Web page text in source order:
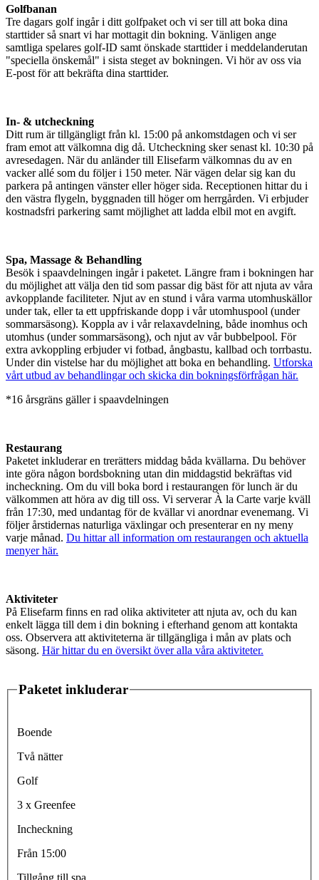
Golfbanan
Tre dagars golf ingår i ditt golfpaket och vi ser till att boka dina
starttider så snart vi har mottagit din bokning. Vänligen ange
samtliga spelares golf-ID samt önskade starttider i meddelanderutan
"speciella önskemål" i sista steget av bokningen. Vi hör av oss via
E-post för att bekräfta dina starttider.
In- & utcheckning
Ditt rum är tillgängligt från kl. 15:00 på ankomstdagen och vi ser
fram emot att välkomna dig då. Utcheckning sker senast kl. 10:30 på
avresedagen. När du anländer till Elisefarm välkomnas du av en
vacker allé som du följer i 150 meter. När vägen delar sig kan du
parkera på antingen vänster eller höger sida. Receptionen hittar du i
den västra flygeln, byggnaden till höger om herrgården. Vi erbjuder
kostnadsfri parkering samt möjlighet att ladda elbil mot en avgift.
Spa, Massage & Behandling
Besök i spaavdelningen ingår i paketet. Längre fram i bokningen har
du möjlighet att välja den tid som passar dig bäst för att njuta av våra
avkopplande faciliteter. Njut av en stund i våra varma utomhuskällor
under tak, eller ta ett uppfriskande dopp i vår utomhuspool (under
sommarsäsong). Koppla av i vår relaxavdelning, både inomhus och
utomhus (under sommarsäsong), och njut av vår bubbelpool. För
extra avkoppling erbjuder vi fotbad, ångbastu, kallbad och torrbastu.
Under din vistelse har du möjlighet att boka en behandling. Utforska
vårt utbud av behandlingar och skicka din bokningsförfrågan här.
*16 årsgräns gäller i spaavdelningen
Restaurang
Paketet inkluderar en trerätters middag båda kvällarna. Du behöver
inte göra någon bordsbokning utan din middagstid bekräftas vid
incheckning. Om du vill boka bord i restaurangen för lunch är du
välkommen att höra av dig till oss. Vi serverar À la Carte varje kväll
från 17:30, med undantag för de kvällar vi anordnar evenemang. Vi
följer årstidernas naturliga växlingar och presenterar en ny meny
varje månad. Du hittar all information om restaurangen och aktuella
menyer här.
Aktiviteter
På Elisefarm finns en rad olika aktiviteter att njuta av, och du kan
enkelt lägga till dem i din bokning i efterhand genom att kontakta
oss. Observera att aktiviteterna är tillgängliga i mån av plats och
säsong. Här hittar du en översikt över alla våra aktiviteter.
Paketet inkluderar
Boende
Två nätter
Golf
3 x Greenfee
Incheckning
Från 15:00